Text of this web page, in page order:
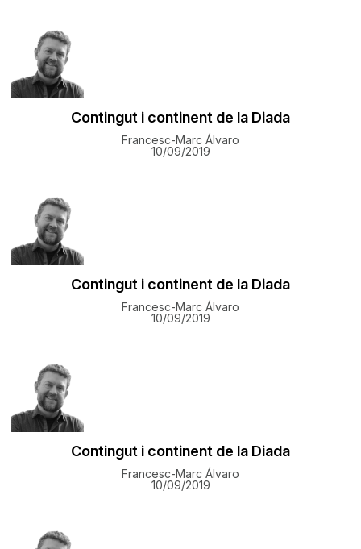
Contingut i continent de la Diada
Francesc-Marc Álvaro
10/09/2019
Contingut i continent de la Diada
Francesc-Marc Álvaro
10/09/2019
Contingut i continent de la Diada
Francesc-Marc Álvaro
10/09/2019